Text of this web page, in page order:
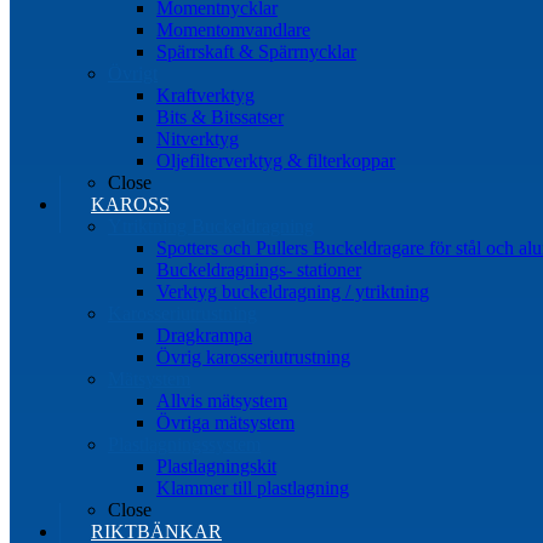
Momentnycklar
Momentomvandlare
Spärrskaft & Spärrnycklar
Kraftverktyg
Bits & Bitssatser
Nitverktyg
Oljefilterverktyg & filterkoppar
Close
KAROSS
Spotters och Pullers Buckeldragare för stål och
Buckeldragnings- stationer
Verktyg buckeldragning / ytriktning
Dragkrampa
Övrig karosseriutrustning
Allvis mätsystem
Övriga mätsystem
Plastlagningskit
Klammer till plastlagning
Close
RIKTBÄNKAR